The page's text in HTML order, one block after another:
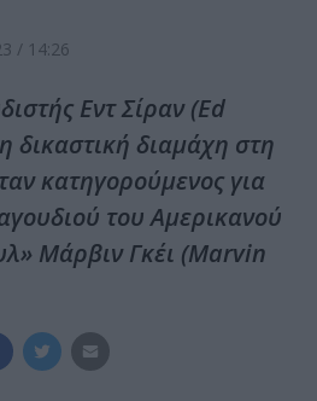
/ 14:26
Εντ Σίραν (Ed
δικαστική διαμάχη στη
κατηγορούμενος για
του Αμερικανού
Μάρβιν Γκέι (Marvin